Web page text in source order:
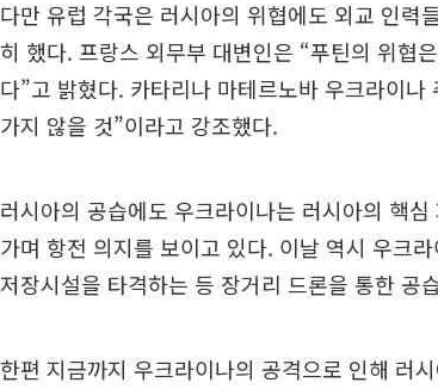
다만 유럽 각국은 러시아의 위협에도 외교 인력
히 했다. 프랑스 외무부 대변인은 “푸틴의 위협
다”고 밝혔다. 카타리나 마테르노바 우크라이
가지 않을 것”이라고 강조했다.
러시아의 공습에도 우크라이나는 러시아의 핵
가며 항전 의지를 보이고 있다. 이날 역시 우크
저장시설을 타격하는 등 장거리 드론을 통한 공
한편 지금까지 우크라이나의 공격으로 인해 러